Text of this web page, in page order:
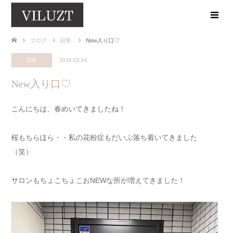
ブログ 日常 New入り口♡
日常 2026.03.24
New入り口♡
こんにちは、春めいてきましたね！
桜もちらほら・・私の花粉症もだいぶ落ち着いてきました
（笑）
サロンもちょこちょこおNEWな所が増えてきました！